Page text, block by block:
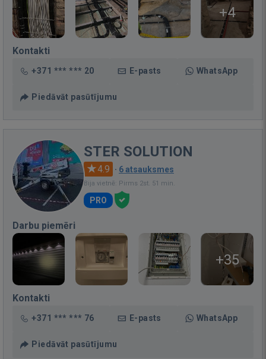
+4
Kontakti
+371 *** *** 20 E-pasts WhatsApp
Piedāvāt pasūtījumu
STER SOLUTION
4.9 · 6 atsauksmes
Bija vietnē: Pirms 2st. 51 min.
PRO
Darbu piemēri
+35
Kontakti
+371 *** *** 76 E-pasts WhatsApp
Piedāvāt pasūtījumu